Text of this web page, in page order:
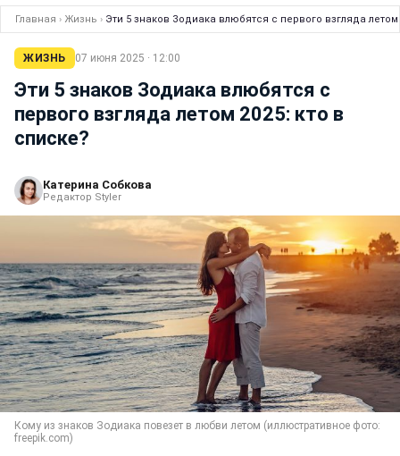
Главная › Жизнь › Эти 5 знаков Зодиака влюбятся с первого взгляда летом
ЖИЗНЬ 07 июня 2025 · 12:00
Эти 5 знаков Зодиака влюбятся с
первого взгляда летом 2025: кто в
списке?
Катерина Собкова
Редактор Styler
Кому из знаков Зодиака повезет в любви летом (иллюстративное фото:
freepik.com)